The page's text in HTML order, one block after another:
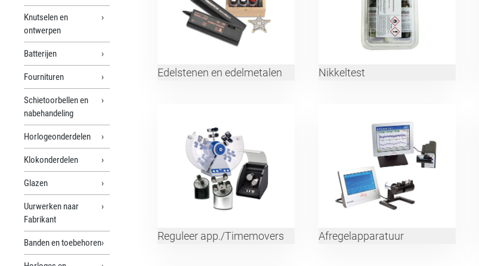
Knutselen en
ontwerpen
Batterijen
Fournituren
Schietoorbellen en
nabehandeling
Horlogeonderdelen
Klokonderdelen
Glazen
Uurwerken naar
Fabrikant
Banden en toebehoren
Edelstenen en edelmetalen Nikkeltest
Reguleer app./Timemovers Afregelapparatuur